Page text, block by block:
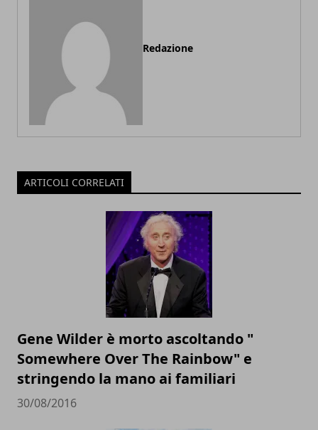
Redazione
ARTICOLI CORRELATI
Gene Wilder è morto ascoltando "
Somewhere Over The Rainbow" e
stringendo la mano ai familiari
30/08/2016